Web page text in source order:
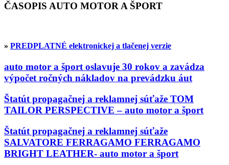
ČASOPIS AUTO MOTOR A ŠPORT
» PREDPLATNÉ elektronickej a tlačenej verzie
auto motor a šport oslavuje 30 rokov a zavádza
výpočet ročných nákladov na prevádzku áut
Štatút propagačnej a reklamnej súťaže TOM
TAILOR PERSPECTIVE – auto motor a šport
Štatút propagačnej a reklamnej súťaže
SALVATORE FERRAGAMO FERRAGAMO
BRIGHT LEATHER- auto motor a šport